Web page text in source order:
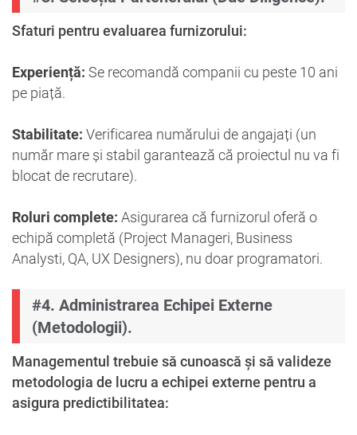
Sfaturi pentru evaluarea furnizorului:
Experiență: Se recomandă companii cu peste 10 ani
pe piață.
Stabilitate: Verificarea numărului de angajați (un
număr mare și stabil garantează că proiectul nu va fi
blocat de recrutare).
Roluri complete: Asigurarea că furnizorul oferă o
echipă completă (Project Manageri, Business
Analysti, QA, UX Designers), nu doar programatori.
#4. Administrarea Echipei Externe
(Metodologii).
Managementul trebuie să cunoască și să valideze
metodologia de lucru a echipei externe pentru a
asigura predictibilitatea: